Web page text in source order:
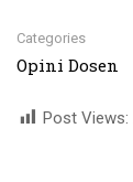
Categories
Opini Dosen
Post Views: